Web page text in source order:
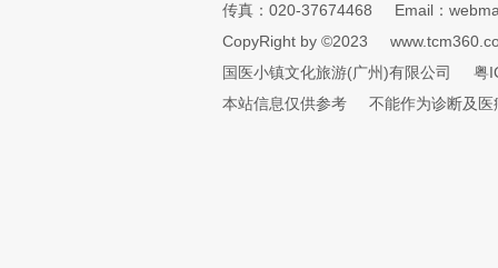
传真：020-37674468
Email：
CopyRight by ©2023
国医小镇文化旅游(广州)有限公司
粤
本站信息仅供参考
不能作为诊断及医